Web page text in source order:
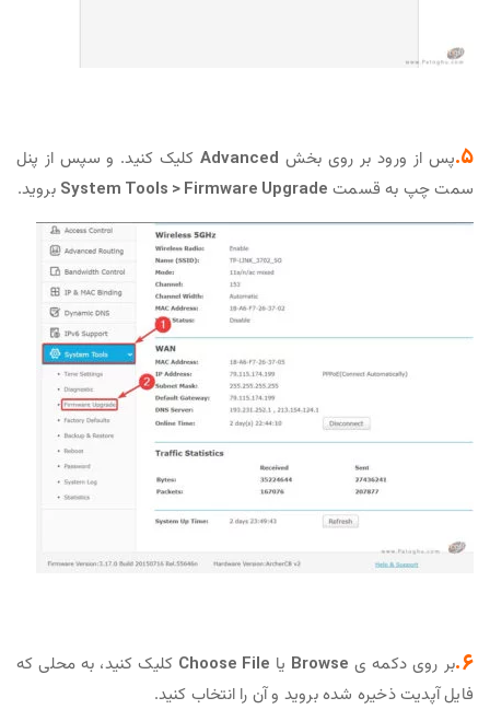
5. پس از ورود بر روی بخش Advancedکلیک کنید. و سپس از پنل
سمت چپ به قسمت System Tools > Firmware Upgrade بروید.
6. بر روی دکمه ی Browse یا Choose File کلیک کنید، به محلی که
فایل آپدیت ذخیره شده بروید و آن را انتخاب کنید.